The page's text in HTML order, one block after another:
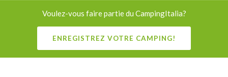
Voulez-vous faire partie du CampingItalia?
ENREGISTREZ VOTRE CAMPING!